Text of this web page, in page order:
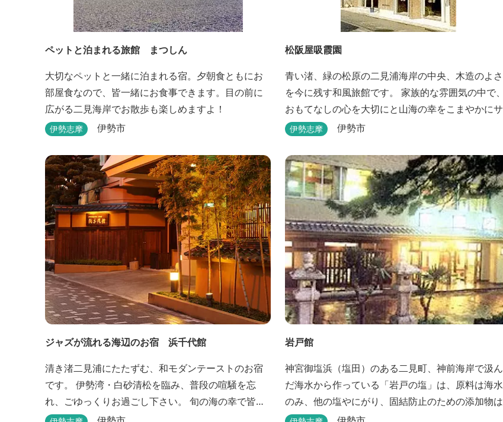
ペットと泊まれる旅館 まつしん
大切なペットと一緒に泊まれる宿。夕朝食ともにお
部屋食なので、皆一緒にお食事できます。目の前に
広がる二見海岸でお散歩も楽しめますよ！
伊勢志摩 伊勢市
松阪屋吸霞園
青い渚、緑の松原の二見浦海岸の中央、木造のよさ
を今に残す和風旅館です。 家族的な雰囲気の中で、
おもてなしの心を大切にと山海の幸をこまやかにサ
ービスさせていただきます。
伊勢志摩 伊勢市
ジャズが流れる海辺のお宿 浜千代館
清き渚二見浦にたたずむ、和モダンテーストのお宿
です。 伊勢湾・白砂清松を臨み、普段の喧騒を忘
れ、ごゆっくりお過ごし下さい。 旬の海の幸で皆様
をお待ち申し上げます。
岩戸館
神宮御塩浜（塩田）のある二見町、神前海岸で汲ん
だ海水から作っている「岩戸の塩」は、原料は海水
のみ、他の塩やにがり、固結防止のための添加物は
一切使用していない純国産自然海塩です。